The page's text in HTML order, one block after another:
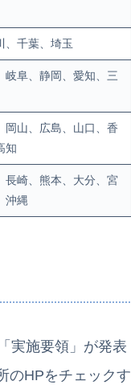
、千葉、埼玉
岐阜、静岡、愛知、三
岡山、広島、山口、香
知
長崎、熊本、大分、宮
沖縄
実施要領」が発表
のHPをチェックす